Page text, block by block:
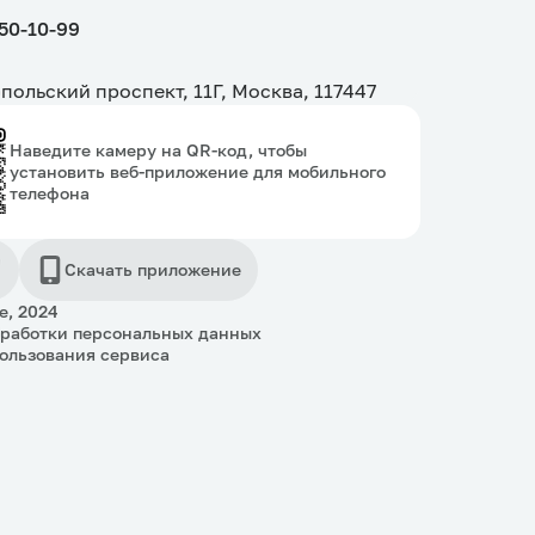
10-99
проспект, 11Г, Москва, 117447
Наведите камеру на QR-код, чтобы
установить веб-приложение для мобильного
телефона
2024
персональных данных
сервиса
Скачать приложение